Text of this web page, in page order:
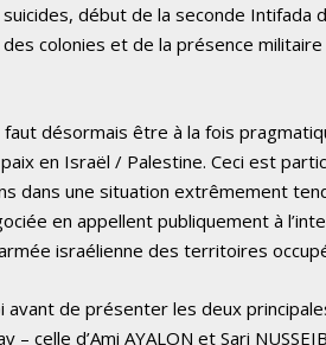
début de la seconde Intifada
colonies et de la présence
faut désormais être à la fois
en Israël / Palestine. Ceci est
dans une situation extrêmement
en appellent publiquement à
israélienne des territoires
avant de présenter les deux
– celle d’Ami AYALON et Sari